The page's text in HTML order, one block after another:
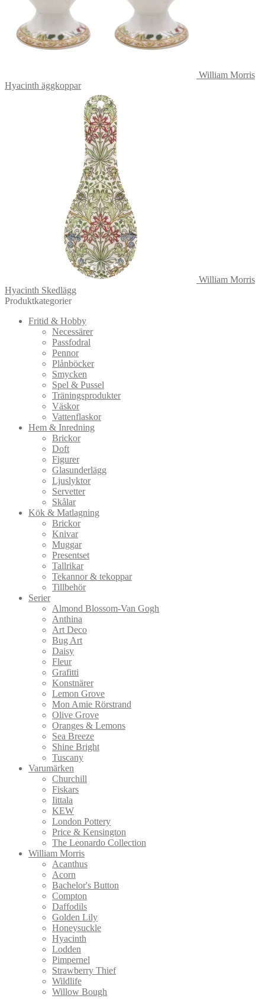
William Morris
Hyacinth äggkoppar
William Morris
Hyacinth Skedlägg
Produktkategorier
Fritid & Hobby
Necessärer
Passfodral
Pennor
Plånböcker
Smycken
Spel & Pussel
Träningsprodukter
Väskor
Vattenflaskor
Hem & Inredning
Brickor
Doft
Figurer
Glasunderlägg
Ljuslyktor
Servetter
Skålar
Kök & Matlagning
Brickor
Knivar
Muggar
Presentset
Tallrikar
Tekannor & tekoppar
Tillbehör
Serier
Almond Blossom-Van Gogh
Anthina
Art Deco
Bug Art
Daisy
Fleur
Grafitti
Konstnärer
Lemon Grove
Mon Amie Rörstrand
Olive Grove
Oranges & Lemons
Sea Breeze
Shine Bright
Tuscany
Varumärken
Churchill
Fiskars
Iittala
KEW
London Pottery
Price & Kensington
The Leonardo Collection
William Morris
Acanthus
Acorn
Bachelor's Button
Compton
Daffodils
Golden Lily
Honeysuckle
Hyacinth
Lodden
Pimpernel
Strawberry Thief
Wildlife
Willow Bough